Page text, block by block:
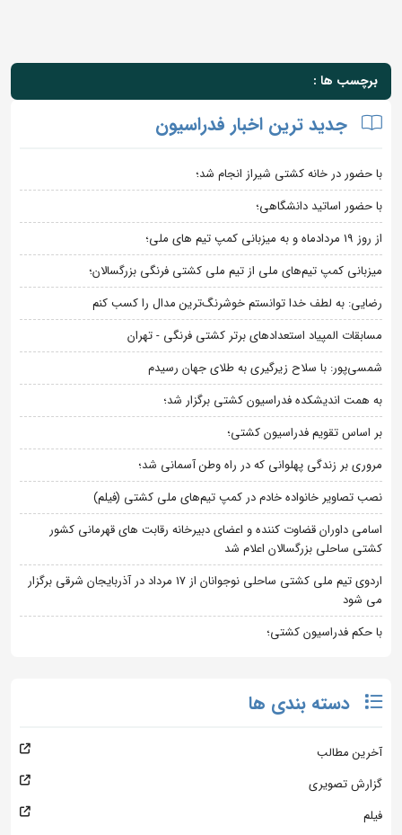
برچسب ها :
جدید ترین اخبار فدراسیون
با حضور در خانه کشتی شیراز انجام شد؛
با حضور اساتید دانشگاهی؛
از روز 19 مردادماه و به میزبانی کمپ تیم های ملی؛
میزبانی کمپ تیم‌های ملی از تیم ملی کشتی فرنگی بزرگسالان؛
رضایی: به لطف خدا توانستم خوشرنگ‌ترین مدال را کسب کنم
مسابقات المپیاد استعدادهای برتر کشتی فرنگی - تهران
شمسی‌پور: با سلاح زیرگیری به طلای جهان رسیدم
به همت اندیشکده فدراسیون کشتی برگزار شد؛
بر اساس تقویم فدراسیون کشتی؛
مروری بر زندگی پهلوانی که در راه وطن آسمانی شد؛
نصب تصاویر خانواده خادم در کمپ تیم‌های ملی کشتی (فیلم)
اسامی داوران قضاوت کننده و اعضای دبیرخانه رقابت های قهرمانی کشور
کشتی ساحلی بزرگسالان اعلام شد
اردوی تیم ملی کشتی ساحلی نوجوانان از 17 مرداد در آذربایجان شرقی برگزار
می شود
با حکم فدراسیون کشتی؛
دسته بندی ها
آخرین مطالب
گزارش تصویری
فیلم